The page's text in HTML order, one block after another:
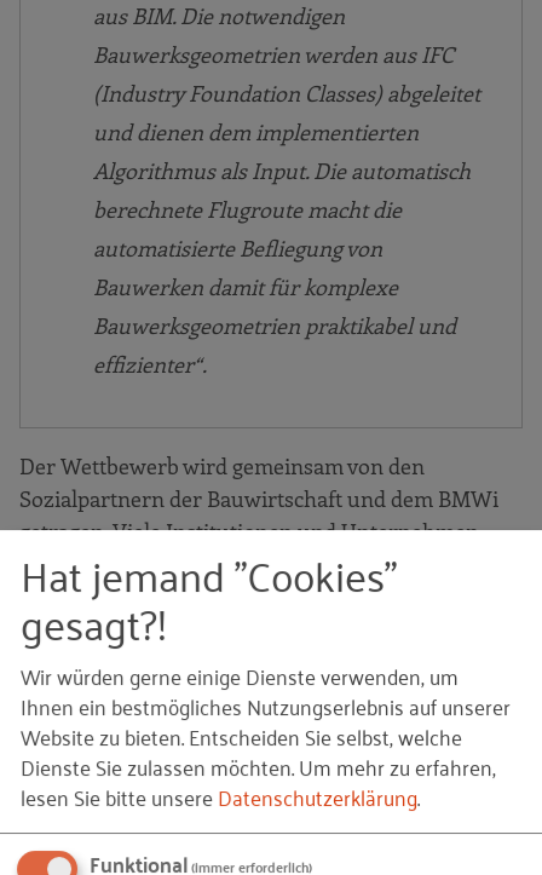
aus BIM. Die notwendigen
Bauwerksgeometrien werden aus IFC
(Industry Foundation Classes) abgeleitet
und dienen dem implementierten
Algorithmus als Input. Die automatisch
berechnete Flugroute macht die
automatisierte Befliegung von
Bauwerken damit für komplexe
Bauwerksgeometrien praktikabel und
effizienter“.
Der Wettbewerb wird gemeinsam von den
Sozialpartnern der Bauwirtschaft und dem BMWi
getragen. Viele Institutionen und Unternehmen
unterstützen zudem den Wettbewerb als Förderer
und Medienpartner. DieRG-Bau im RKW
Kompetenzzentrum
Begleitung und Organisation. Auf der Website
http://www.aufitgebaut.desind alle weiteren
Informationen zum Wettbewerb zu finden.
Bildquellen und Copyright-Hinweise
© Klaus Bartosch – 20160804-Gebaeude-mit-Drohne.jpg
Hat jemand "Cookies"
gesagt?!
Wir würden gerne einige Dienste verwenden, um
Ihnen ein bestmögliches Nutzungserlebnis auf unserer
Website zu bieten. Entscheiden Sie selbst, welche
Dienste Sie zulassen möchten.Um mehr zu erfahren,
lesen Sie bitte unsereDatenschutzerklärung.
Funktional(immer erforderlich)